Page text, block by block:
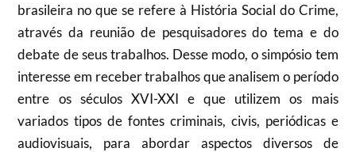
brasileira no que se refere à História Social do Crime,
através da reunião de pesquisadores do tema e do
debate de seus trabalhos. Desse modo, o simpósio tem
interesse em receber trabalhos que analisem o período
entre os séculos XVI-XXI e que utilizem os mais
variados tipos de fontes criminais, civis, periódicas e
audiovisuais, para abordar aspectos diversos de